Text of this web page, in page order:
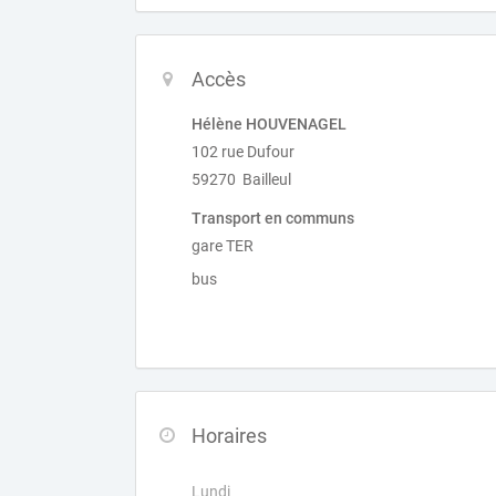
Accès
Hélène HOUVENAGEL
102 rue Dufour
59270 Bailleul
Transport en communs
gare TER
bus
Horaires
Lundi